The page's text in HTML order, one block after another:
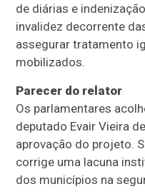
de diárias e
invalidez decorrente
assegurar tratamento
mobilizados.
Parecer do relator
Os parlamentares
deputado Evair Vieira
aprovação do projeto.
corrige uma lacuna
dos municípios na